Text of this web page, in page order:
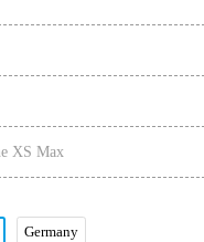
XS Max
Germany